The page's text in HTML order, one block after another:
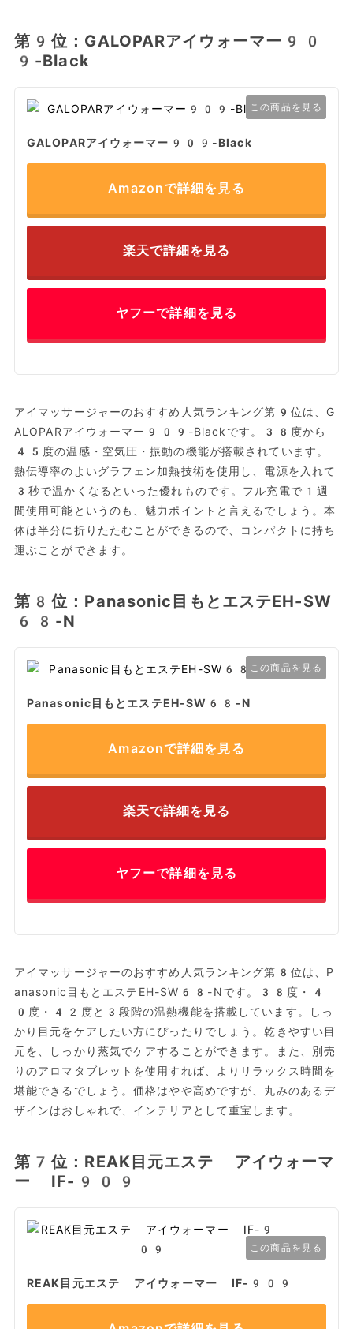
第9位：GALOPARアイウォーマー90
9-Black
この商品を見る
GALOPARアイウォーマー909-Black
Amazonで詳細を見る
楽天で詳細を見る
ヤフーで詳細を見る
アイマッサージャーのおすすめ人気ランキング第9位は、G
ALOPARアイウォーマー909-Blackです。38度から
45度の温感・空気圧・振動の機能が搭載されています。
熱伝導率のよいグラフェン加熱技術を使用し、電源を入れて
3秒で温かくなるといった優れものです。フル充電で1週
間使用可能というのも、魅力ポイントと言えるでしょう。本
体は半分に折りたたむことができるので、コンパクトに持ち
運ぶことができます。
第8位：Panasonic目もとエステEH-SW
68-N
この商品を見る
Panasonic目もとエステEH-SW68-N
Amazonで詳細を見る
楽天で詳細を見る
ヤフーで詳細を見る
アイマッサージャーのおすすめ人気ランキング第8位は、P
anasonic目もとエステEH-SW68-Nです。38度・4
0度・42度と3段階の温熱機能を搭載しています。しっ
かり目元をケアしたい方にぴったりでしょう。乾きやすい目
元を、しっかり蒸気でケアすることができます。また、別売
りのアロマタブレットを使用すれば、よりリラックス時間を
堪能できるでしょう。価格はやや高めですが、丸みのあるデ
ザインはおしゃれで、インテリアとして重宝します。
第7位：REAK目元エステ アイウォーマ
ー IF-909
この商品を見る
REAK目元エステ アイウォーマー IF-909